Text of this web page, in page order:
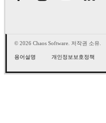
© 2026 Chaos Software. 저작권 소유.
용어설명 개인정보보호정책